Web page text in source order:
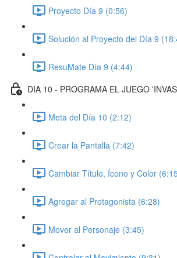
Proyecto Día 9 (0:56)
Solución al Proyecto del Día 9
ResuMate Día 9 (4:44)
DIA 10 - PROGRAMA EL JUEGO
Meta del Día 10 (2:12)
Crear la Pantalla (7:42)
Cambiar Título, Ícono y Color
Agregar al Protagonista (6:28)
Mover al Personaje (3:45)